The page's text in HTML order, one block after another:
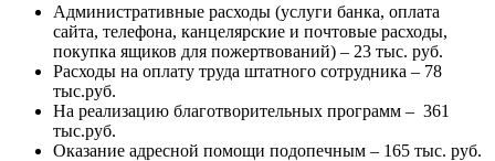
Административные расходы (услуги банка, оплата
сайта, телефона, канцелярские и почтовые расходы,
покупка ящиков для пожертвований) – 23 тыс. руб.
Расходы на оплату труда штатного сотрудника – 78
тыс.руб.
На реализацию благотворительных программ – 361
тыс.руб.
Оказание адресной помощи подопечным – 165 тыс. руб.